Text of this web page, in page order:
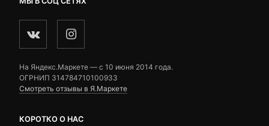
На Яндекс.Маркете — c 10 июня 2014 года.
ОГРНИП 314784710100933
Смотреть отзывы в Я.Маркете
КОРОТКО О НАС